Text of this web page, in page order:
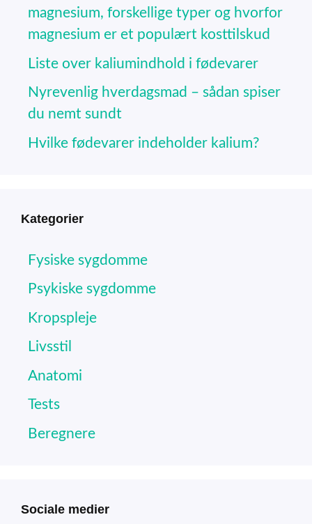
magnesium, forskellige typer og hvorfor
magnesium er et populært kosttilskud
Liste over kaliumindhold i fødevarer
Nyrevenlig hverdagsmad – sådan spiser
du nemt sundt
Hvilke fødevarer indeholder kalium?
Kategorier
Fysiske sygdomme
Psykiske sygdomme
Kropspleje
Livsstil
Anatomi
Tests
Beregnere
Sociale medier